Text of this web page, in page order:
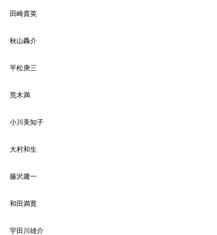
田崎貴英
秋山轟介
平松庚三
荒木満
小川美知子
大村和生
藤沢庸一
和田満寛
宇田川雄介